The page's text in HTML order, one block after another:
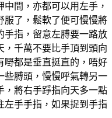
間，亦都可以用左手，
服了，鬆軟了便可慢慢將
手指，留意左膊要一路放
，千萬不要比手頂到頭向
嘢都是垂直挺直的，唔好
些膊頭，慢慢呼氣轉另一
，將右手踭指向天多一點
左手手指，如果捉到手指